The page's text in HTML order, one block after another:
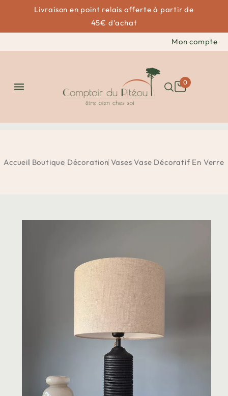
Livraison en point relais offerte à partir de
45€ d'achat
Mon compte
 0
Accueil Boutique Décoration Vases Vase Décoratif En Verre